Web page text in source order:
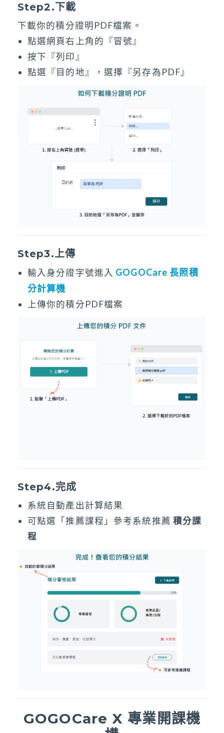
Step2.下載
下載你的積分證明PDF檔案。
點選網頁右上角的『冒號』
按下『列印』
點選『目的地』，選擇『另存為PDF』
Step3.上傳
輸入身分證字號進入 GOGOCare 長照積
分計算機
上傳你的積分PDF檔案
Step4.完成
系統自動產出計算結果
可點選「推薦課程」參考系統推薦 積分課
程
GOGOCare X 專業開課機